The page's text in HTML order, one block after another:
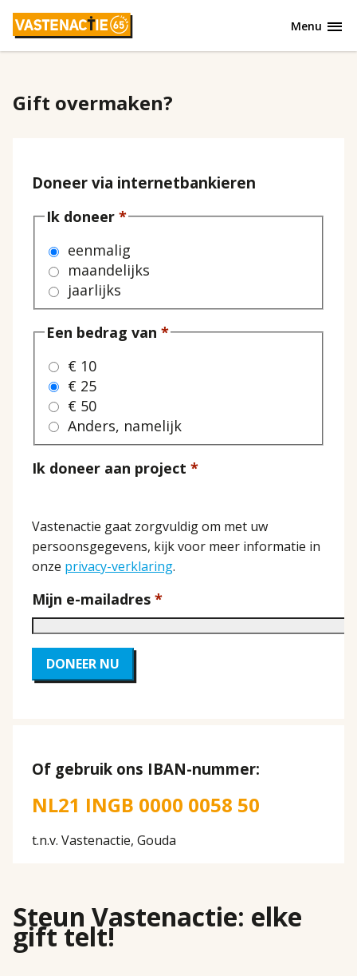
Overslaan
naar
gaan
Menu
Gift overmaken?
Doneer via internetbankieren
Ik doneer
eenmalig
maandelijks
jaarlijks
Een bedrag van
€ 10
€ 25
€ 50
Anders, namelijk
Ik doneer aan project
Privacy
Voorwaarden
Vastenactie gaat zorgvuldig om met uw
persoonsgegevens, kijk voor meer informatie in
onze privacy-verklaring.
Mijn e-mailadres
DONEER NU
Of gebruik ons IBAN-nummer:
NL21 INGB 0000 0058 50
t.n.v. Vastenactie, Gouda
Steun Vastenactie: elke
gift telt!